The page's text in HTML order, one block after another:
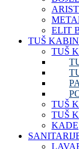
ELIT
TUŠ
TUŠ
TUŠ
TUŠ
KADE